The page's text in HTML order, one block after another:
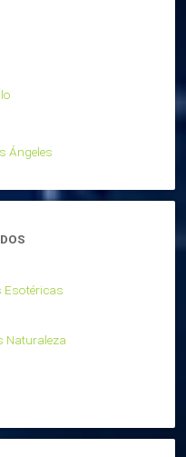
Ángeles
Esotéricas
Naturaleza